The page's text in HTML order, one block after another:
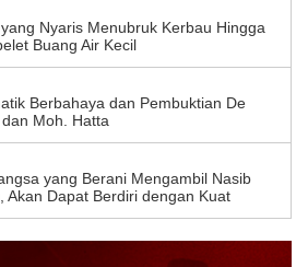
Nyaris Menubruk Kerbau Hingga
Buang Air Kecil
Berbahaya dan Pembuktian De
Moh. Hatta
yang Berani Mengambil Nasib
Akan Dapat Berdiri dengan Kuat